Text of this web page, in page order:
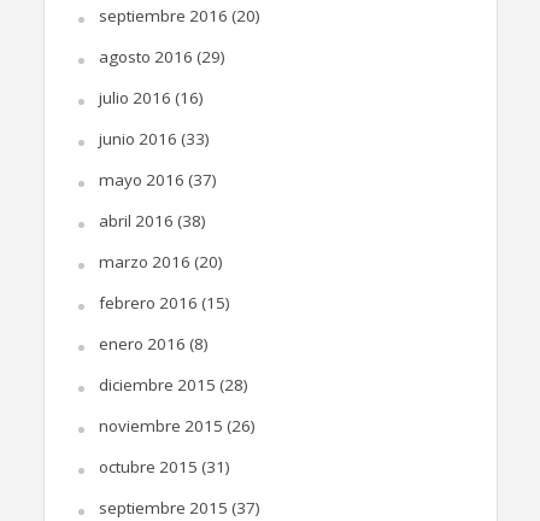
septiembre 2016 (20)
agosto 2016 (29)
julio 2016 (16)
junio 2016 (33)
mayo 2016 (37)
abril 2016 (38)
marzo 2016 (20)
febrero 2016 (15)
enero 2016 (8)
diciembre 2015 (28)
noviembre 2015 (26)
octubre 2015 (31)
septiembre 2015 (37)